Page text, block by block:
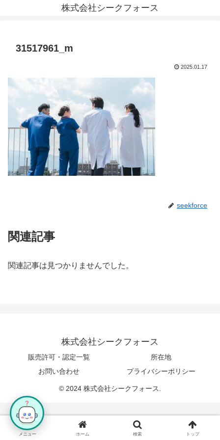
株式会社シークフォース
31517961_m
2025.01.17
seekforce
関連記事
関連記事は見つかりませんでした。
株式会社シークフォース
販売許可・認定一覧
所在地
お問い合わせ
プライバシーポリシー
© 2024 株式会社シークフォース.
メニュー ホーム 検索 トップ
?